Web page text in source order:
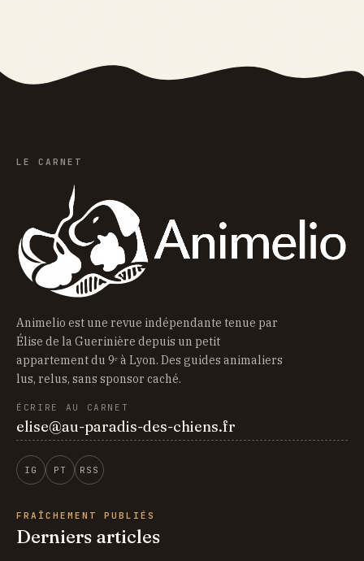
LE CARNET
Animelio est une revue indépendante tenue par
Élise de la Guerinière depuis un petit
appartement du 9ᵉ à Lyon. Des guides animaliers
lus, relus, sans sponsor caché.
ÉCRIRE AU CARNET
elise@au-paradis-des-chiens.fr
IG PT RSS
FRAÎCHEMENT PUBLIÉS
Derniers articles